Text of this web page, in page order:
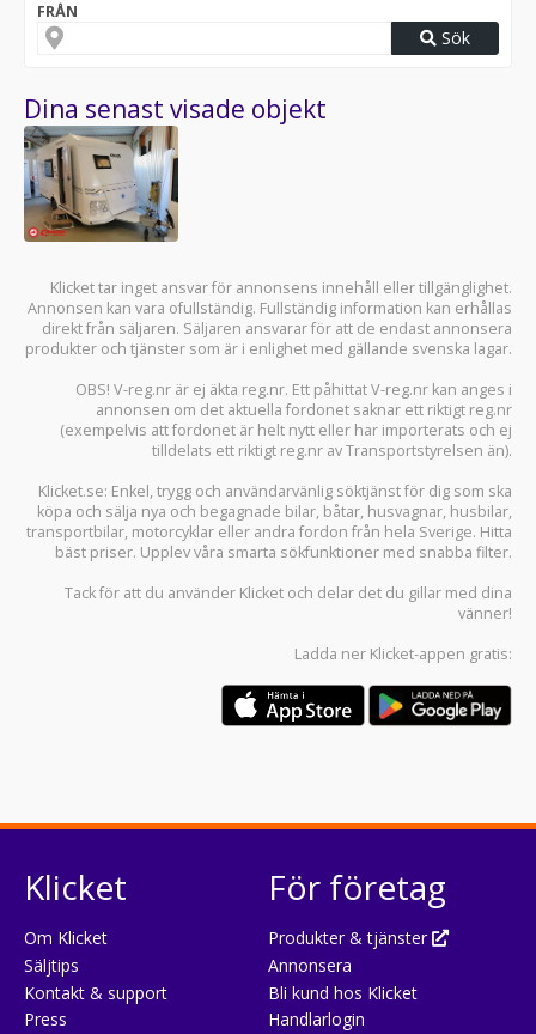
FRÅN
Sök
Dina senast visade objekt
Klicket tar inget ansvar för annonsens innehåll eller tillgänglighet.
Annonsen kan vara ofullständig. Fullständig information kan erhållas
direkt från säljaren. Säljaren ansvarar för att de endast annonsera
produkter och tjänster som är i enlighet med gällande svenska lagar.
OBS! V-reg.nr är ej äkta reg.nr. Ett påhittat V-reg.nr kan anges i
annonsen om det aktuella fordonet saknar ett riktigt reg.nr
(exempelvis att fordonet är helt nytt eller har importerats och ej
tilldelats ett riktigt reg.nr av Transportstyrelsen än).
Klicket.se: Enkel, trygg och användarvänlig söktjänst för dig som ska
köpa och sälja nya och begagnade bilar, båtar, husvagnar, husbilar,
transportbilar, motorcyklar eller andra fordon från hela Sverige. Hitta
bäst priser. Upplev våra smarta sökfunktioner med snabba filter.
Tack för att du använder Klicket och delar det du gillar med dina
vänner!
Ladda ner Klicket-appen gratis:
Klicket
Om Klicket
Säljtips
Kontakt & support
Press
För företag
Produkter & tjänster
Annonsera
Bli kund hos Klicket
Handlarlogin